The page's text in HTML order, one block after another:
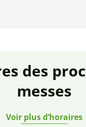
des
messes
Voir plus d’horaires